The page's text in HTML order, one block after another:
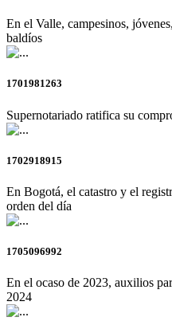
En el Valle, campesinos,
baldíos
1701981263
Supernotariado ratifica su
1702918915
En Bogotá, el catastro y el
orden del día
1705096992
En el ocaso de 2023, auxilios
2024